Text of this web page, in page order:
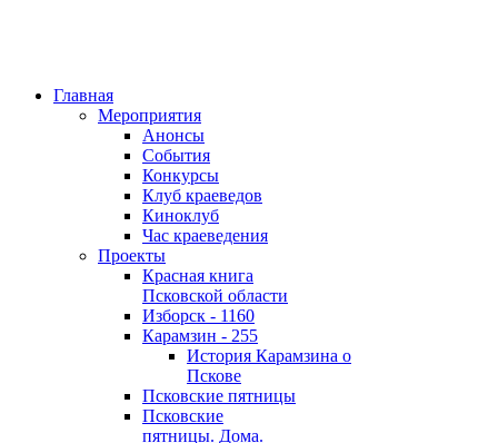
Главная
Мероприятия
Анонсы
События
Конкурсы
Клуб краеведов
Киноклуб
Час краеведения
Проекты
Красная книга
Псковской области
Изборск - 1160
Карамзин - 255
История Карамзина о
Пскове
Псковские пятницы
Псковские
пятницы. Дома.